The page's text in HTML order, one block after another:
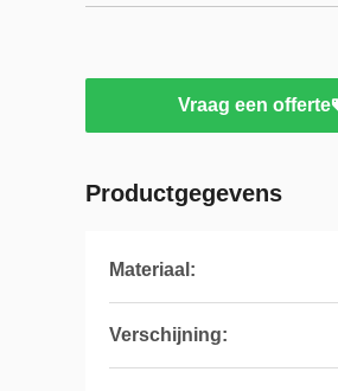
Vraag een offerte
Productgegevens
Materiaal:
Verschijning: